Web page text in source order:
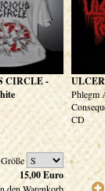
CIRCLE -
Größe
15,00Euro
Phlegm
CD